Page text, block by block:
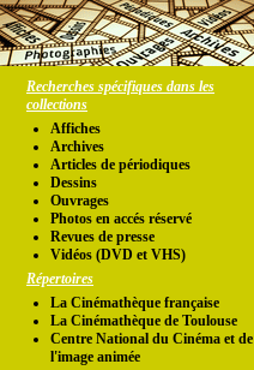
Recherches spécifiques dans les
collections
Affiches
Archives
Articles de périodiques
Dessins
Ouvrages
Photos en accés réservé
Revues de presse
Vidéos (DVD et VHS)
Répertoires
La Cinémathèque française
La Cinémathèque de Toulouse
Centre National du Cinéma et de
l'image animée